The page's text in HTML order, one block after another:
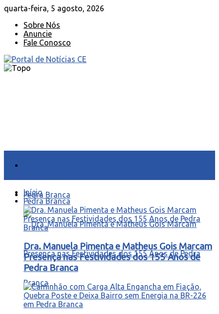
quarta-feira, 5 agosto, 2026
Sobre Nós
Anuncie
Fale Conosco
Pedra Branca
Início
Pedra Branca
Dra. Manuela Pimenta e Matheus Gois Marcam
Presença nas Festividades dos 155 Anos de
Pedra Branca